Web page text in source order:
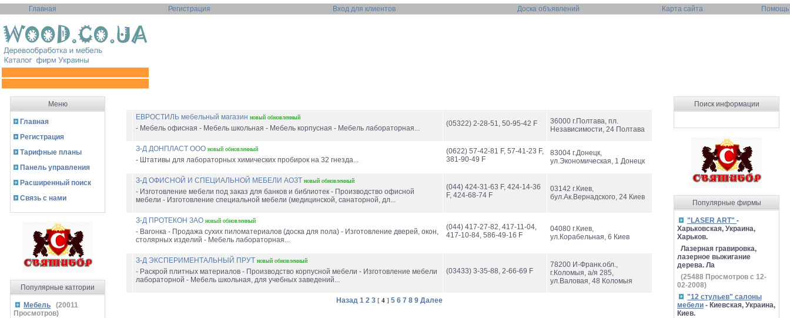
Главная Регистрация Вход для клиентов Доска объявлений Карта сайта Помощь
Меню
Главная
Регистрация
Тарифные планы
Панель управления
Расширенный поиск
Связь с нами
Популярные катгории
Мебель (20011
Просмотров)
ЕВРОСТИЛЬ мебельный магазин новый обновленный
- Мебель офисная - Мебель школьная - Мебель корпусная - Мебель лабораторная...
(05322) 2-28-51, 50-95-42 F
36000 г.Полтава, пл.
Независимости, 24 Полтава
З-Д ДОНПЛАСТ ООО новый обновленный
- Штативы для лабораторных химических пробирок на 32 гнезда...
(0622) 57-42-81 F, 57-41-23 F,
381-90-49 F
83004 г.Донецк,
ул.Экономическая, 1 Донецк
З-Д ОФИСНОЙ И СПЕЦИАЛЬНОЙ МЕБЕЛИ АОЗТ новый обновленный
- Изготовление мебели под заказ для банков и библиотек - Производство офисной
мебели - Изготовление специальной мебели (медицинской, санаторной, дл...
(044) 424-31-63 F, 424-14-36
F, 424-68-74 F
03142 г.Киев,
бул.Ак.Вернадского, 24 Киев
З-Д ПРОТЕКОН ЗАО новый обновленный
- Вагонка - Продажа сухих пиломатериалов (доска для пола) - Изготовление дверей, окон,
столярных изделий - Мебель лабораторная...
(044) 417-27-82, 417-11-04,
417-10-84, 586-49-16 F
04080 г.Киев,
ул.Корабельная, 6 Киев
З-Д ЭКСПЕРИМЕНТАЛЬНЫЙ ПРУТ новый обновленный
- Раскрой плитных материалов - Производство корпусной мебели - Изготовление мебели
лабораторной - Мебель школьная, для учебных заведений...
(03433) 3-35-88, 2-66-69 F
78200 И-Франк.обл.,
г.Коломыя, а/я 285,
ул.Валовая, 48 Коломыя
Назад 1 2 3[ 4] 5 6 7 8 9 Далее
Поиск информации
Популярные фирмы
"LASER ART" -
Харьковская, Украина,
Харьков.
Лазерная гравировка,
лазерное выжигание
дерева. Ла
(25488 Просмотров с 12-
02-2008)
"12 стульев" салоны
мебели - Киевская, Украина,
Киев.